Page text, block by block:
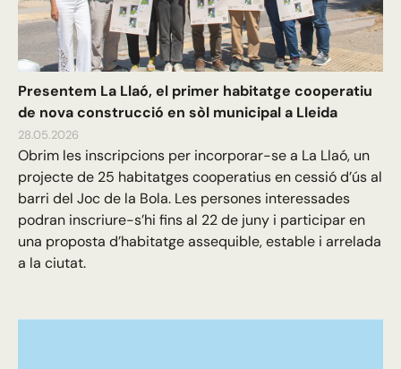
Presentem La Llaó, el primer habitatge cooperatiu
de nova construcció en sòl municipal a Lleida
28.05.2026
Obrim les inscripcions per incorporar-se a La Llaó, un
projecte de 25 habitatges cooperatius en cessió d’ús al
barri del Joc de la Bola. Les persones interessades
podran inscriure-s’hi fins al 22 de juny i participar en
una proposta d’habitatge assequible, estable i arrelada
a la ciutat.